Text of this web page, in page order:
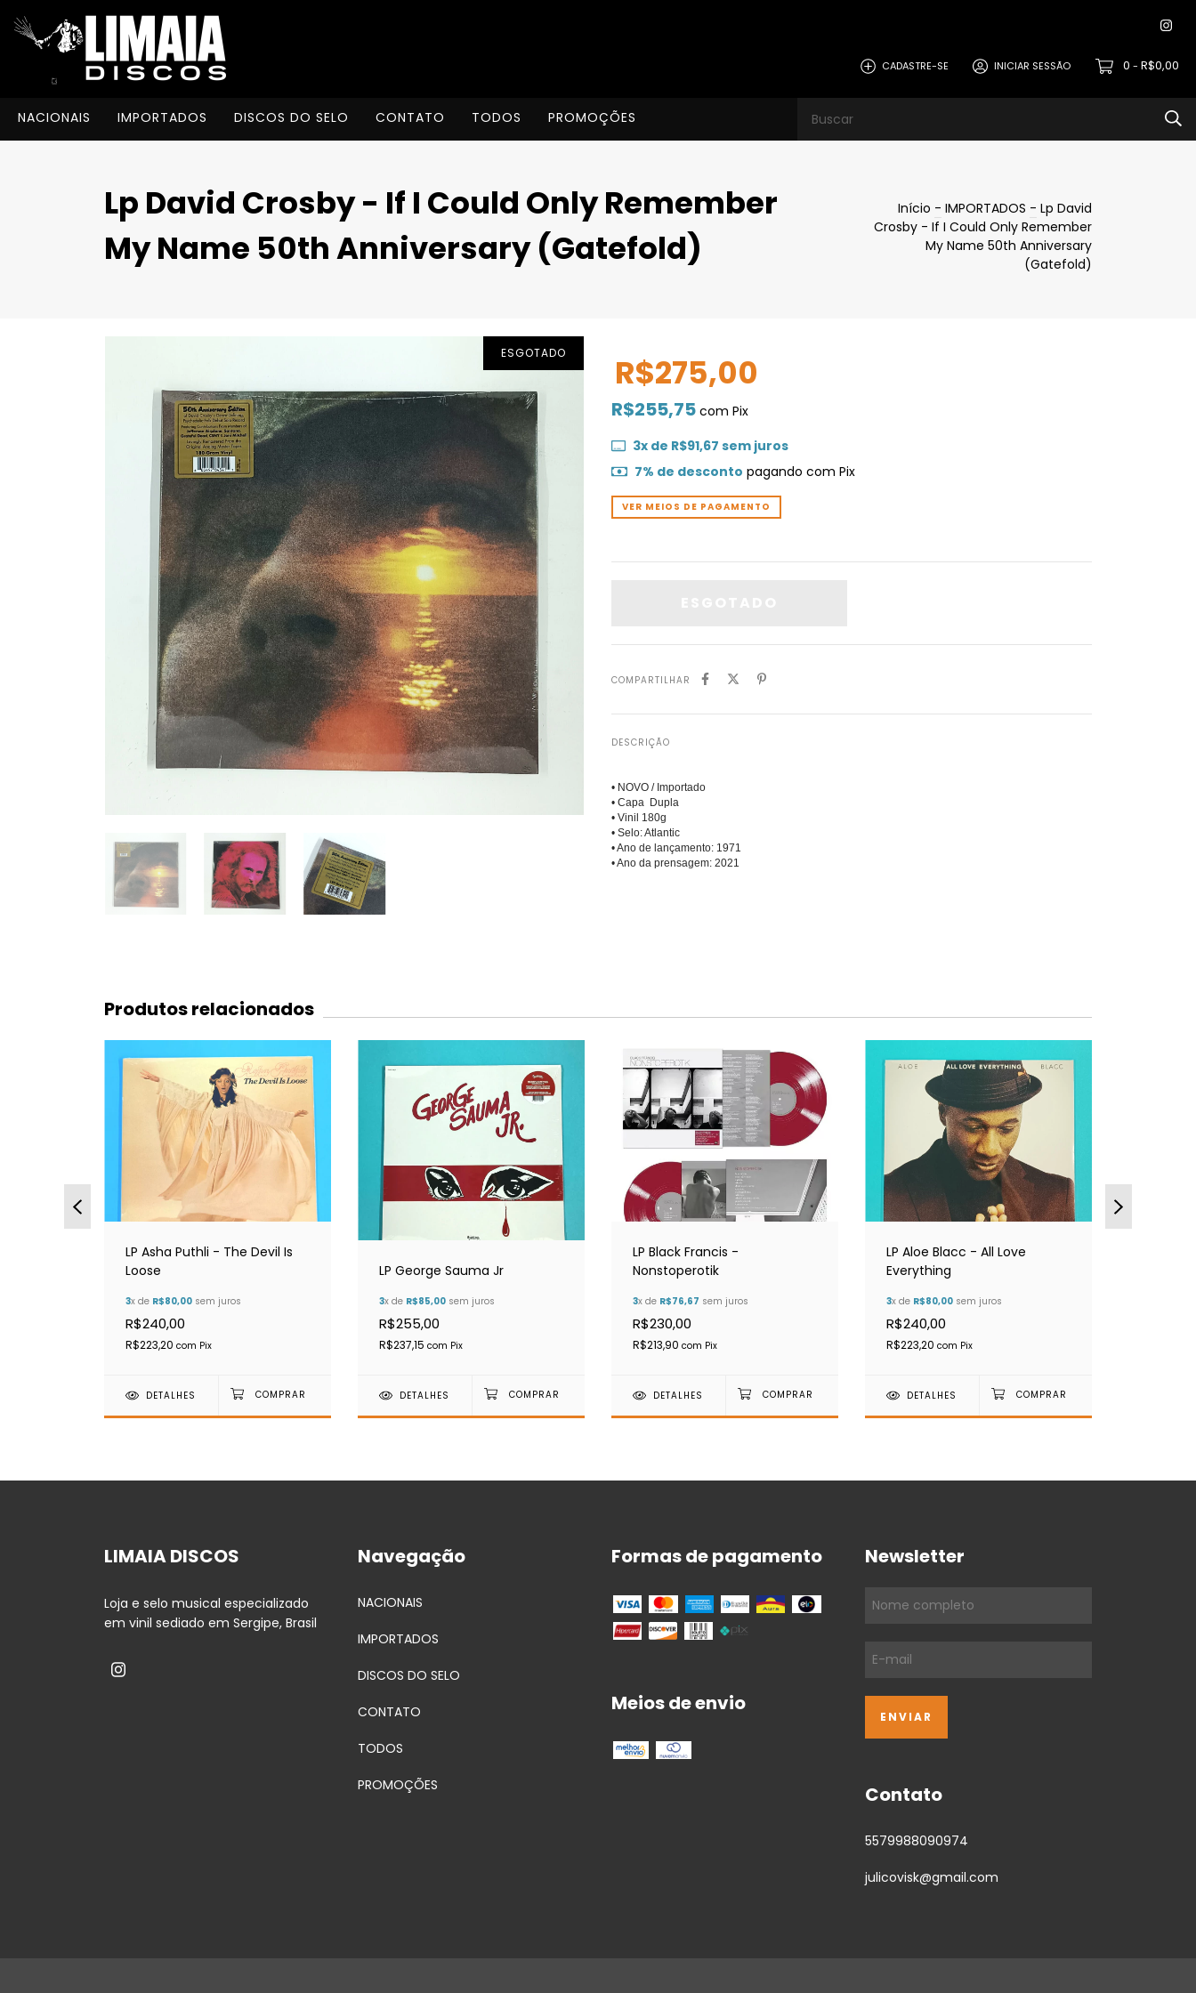
CADASTRE-SE INICIAR SESSÃO 0 - R$0,00
NACIONAIS IMPORTADOS DISCOS DO SELO CONTATO TODOS PROMOÇÕES
Lp David Crosby - If I Could Only Remember
My Name 50th Anniversary (Gatefold)
Início - IMPORTADOS - Lp David
Crosby - If I Could Only Remember
My Name 50th Anniversary
(Gatefold)
ESGOTADO R$275,00
R$255,75 com Pix
3x de R$91,67 sem juros
7% de desconto pagando com Pix
VER MEIOS DE PAGAMENTO
COMPARTILHAR
DESCRIÇÃO
• NOVO / Importado
• Capa Dupla
• Vinil 180g
• Selo: Atlantic
• Ano de lançamento: 1971
• Ano da prensagem: 2021
Produtos relacionados
LP Asha Puthli - The Devil Is
Loose
3x de R$80,00 sem juros
R$240,00
R$223,20 com Pix
DETALHES
LP George Sauma Jr
3x de R$85,00 sem juros
R$255,00
R$237,15 com Pix
DETALHES
LP Black Francis -
Nonstoperotik
3x de R$76,67 sem juros
R$230,00
R$213,90 com Pix
DETALHES
LP Aloe Blacc - All Love
Everything
3x de R$80,00 sem juros
R$240,00
R$223,20 com Pix
DETALHES
LIMAIA DISCOS
Loja e selo musical especializado
em vinil sediado em Sergipe, Brasil
Navegação
NACIONAIS
IMPORTADOS
DISCOS DO SELO
CONTATO
TODOS
PROMOÇÕES
Formas de pagamento
Meios de envio
Newsletter
Contato
5579988090974
julicovisk@gmail.com